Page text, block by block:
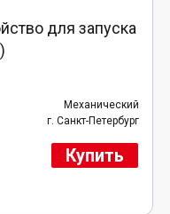
для запуска
Механический
г. Санкт-Петербург
Купить